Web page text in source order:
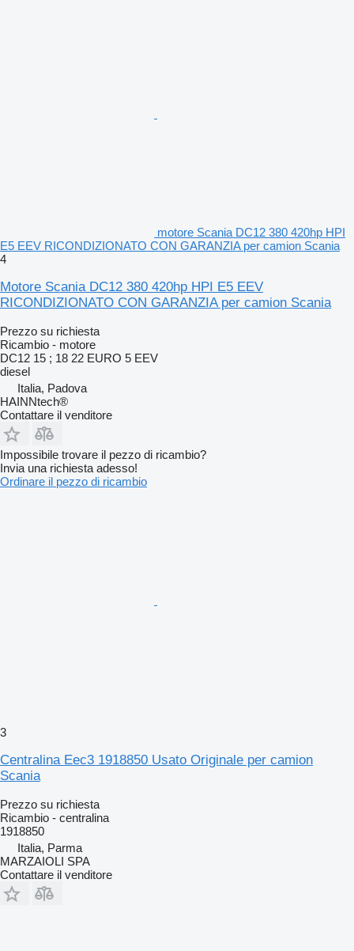
motore Scania DC12 380 420hp HPI
E5 EEV RICONDIZIONATO CON GARANZIA per camion Scania
4
Motore Scania DC12 380 420hp HPI E5 EEV
RICONDIZIONATO CON GARANZIA per camion Scania
Prezzo su richiesta
Ricambio - motore
DC12 15 ; 18 22 EURO 5 EEV
diesel
Italia, Padova
HAINNtech®
Contattare il venditore
Impossibile trovare il pezzo di ricambio?
Invia una richiesta adesso!
Ordinare il pezzo di ricambio
3
Centralina Eec3 1918850 Usato Originale per camion
Scania
Prezzo su richiesta
Ricambio - centralina
1918850
Italia, Parma
MARZAIOLI SPA
Contattare il venditore